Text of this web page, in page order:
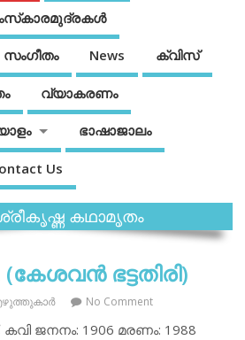
സംഗീതം News ക്വിസ്
വ്യാകരണം
ഭാഷാജാലം
Us
ശ്രീകൃഷ്ണ കഥാമൃതം
(കേശവന്‍ ഭട്ടതിരി)
No Comment
ജനനം: 1906 മരണം: 1988